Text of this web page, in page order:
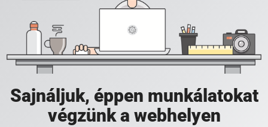
Sajnáljuk, éppen munkálatokat
végzünk a webhelyen